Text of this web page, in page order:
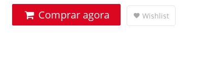
Comprar agora Wishlist